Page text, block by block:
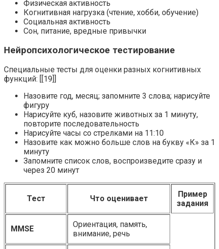
Физическая активность
Когнитивная нагрузка (чтение, хобби, обучение)
Социальная активность
Сон, питание, вредные привычки
Нейропсихологическое тестирование
Специальные тесты для оценки разных когнитивных
функций: [[19]]
Назовите год, месяц; запомните 3 слова; нарисуйте
фигуру
Нарисуйте куб, назовите животных за 1 минуту,
повторите последовательность
Нарисуйте часы со стрелками на 11:10
Назовите как можно больше слов на букву «К» за 1
минуту
Запомните список слов, воспроизведите сразу и
через 20 минут
Тест Что оценивает
Пример
задания
MMSE
Ориентация, память,
внимание, речь